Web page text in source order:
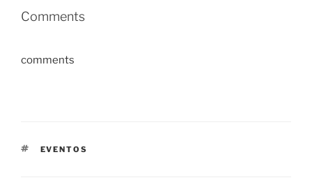
Comments
comments
ETIQUETAS
EVENTOS